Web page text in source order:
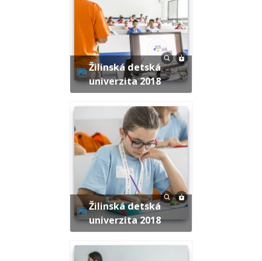
Žilinská detská
univerzita 2018
Žilinská detská
univerzita 2018